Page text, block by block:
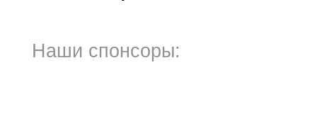
Наши спонсоры: